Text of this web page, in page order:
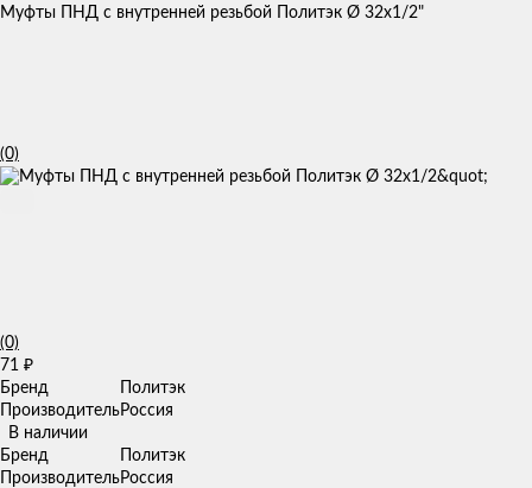
Муфты ПНД с внутренней резьбой Политэк Ø 32x1/2"
(0)
(0)
71 ₽
Бренд
Политэк
ПроизводительРоссия
В наличии
Бренд
Политэк
ПроизводительРоссия